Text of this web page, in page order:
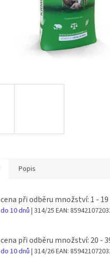
Popis
cena při odběru množství: 1 -
do 10 dnů | 314/25 EAN:
cena při odběru množství: 20 -
do 10 dnů | 314/26EAN: